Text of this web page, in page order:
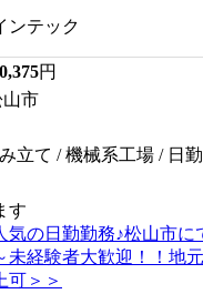
ンテック
円
市
立て / 機械系工場 / 日勤
す